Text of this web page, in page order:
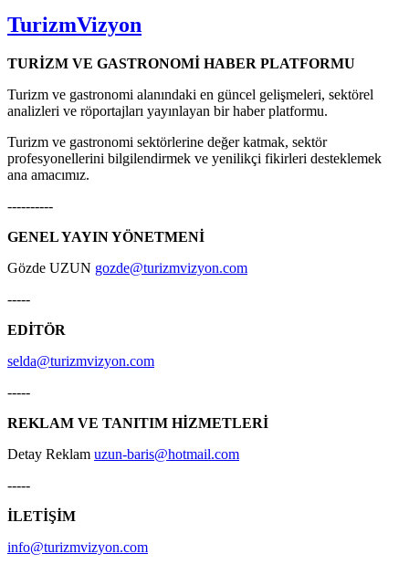
TurizmVizyon
TURİZM VE GASTRONOMİ HABER PLATFORMU
Turizm ve gastronomi alanındaki en güncel gelişmeleri, sektörel
analizleri ve röportajları yayınlayan bir haber platformu.
Turizm ve gastronomi sektörlerine değer katmak, sektör
profesyonellerini bilgilendirmek ve yenilikçi fikirleri desteklemek
ana amacımız.
----------
GENEL YAYIN YÖNETMENİ
Gözde UZUN gozde@turizmvizyon.com
-----
EDİTÖR
selda@turizmvizyon.com
-----
REKLAM VE TANITIM HİZMETLERİ
Detay Reklam uzun-baris@hotmail.com
-----
İLETİŞİM
info@turizmvizyon.com